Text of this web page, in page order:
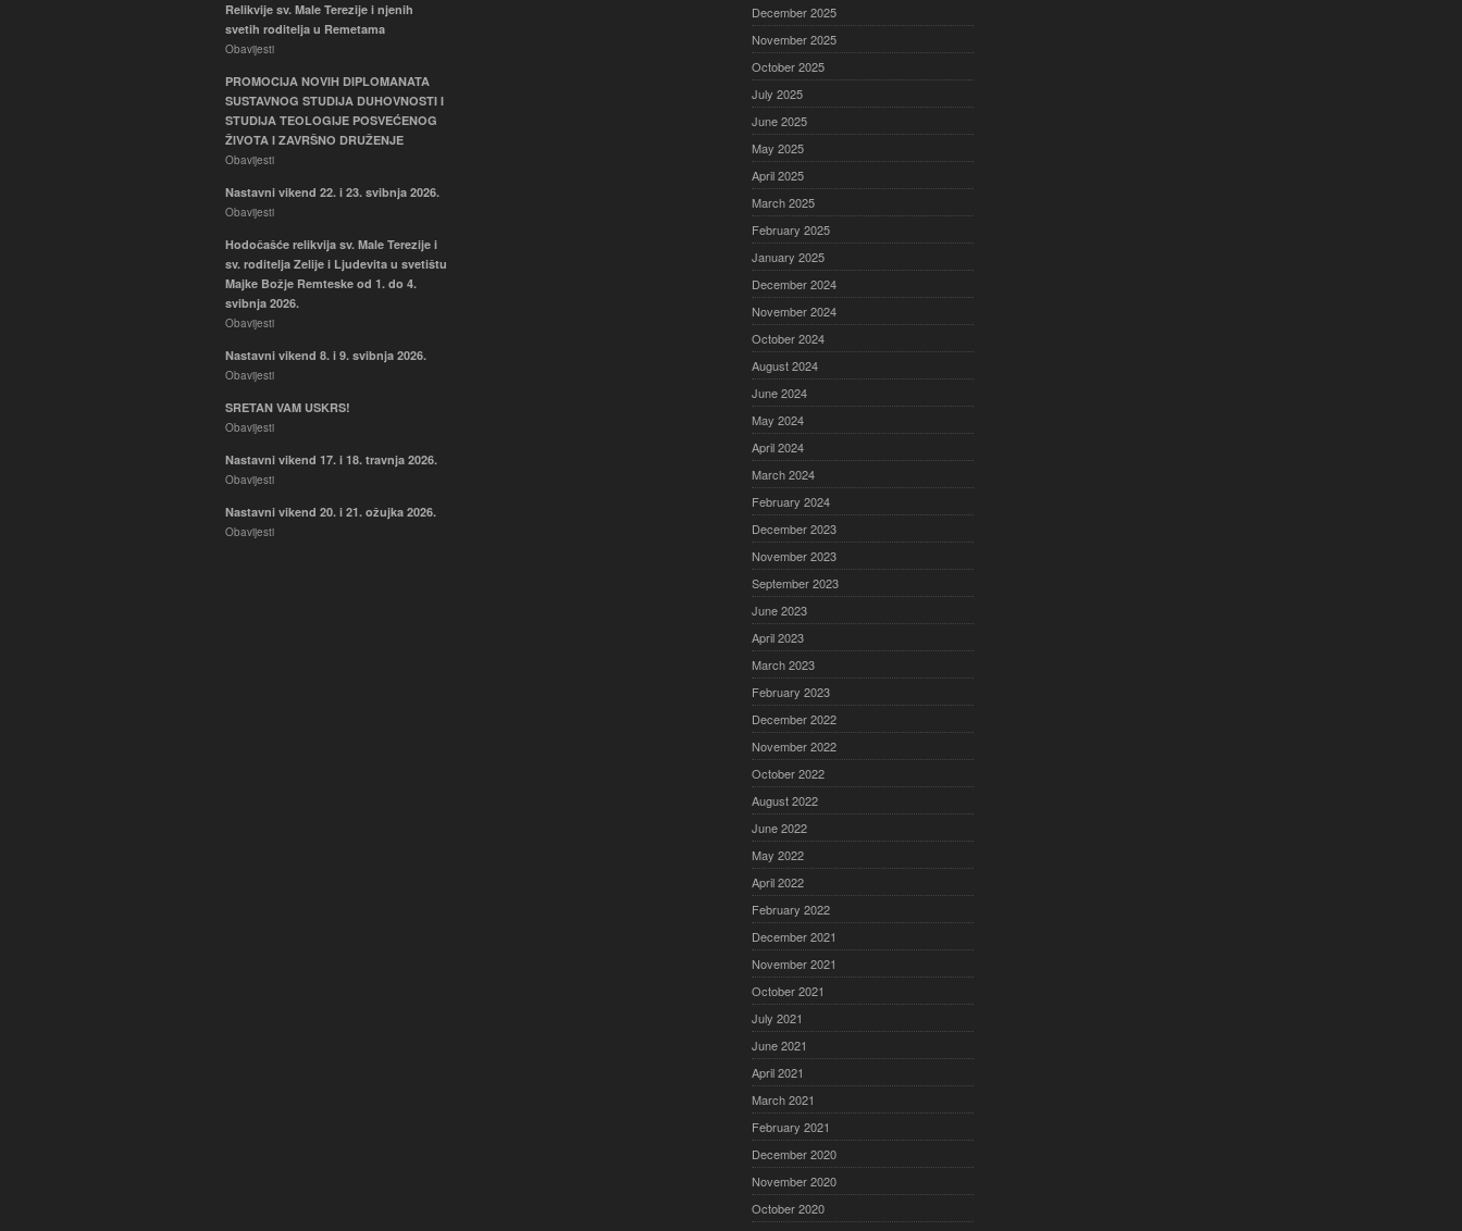
Relikvije sv. Male Terezije i njenih
svetih roditelja u Remetama
Obavijesti
PROMOCIJA NOVIH DIPLOMANATA
SUSTAVNOG STUDIJA DUHOVNOSTI I
STUDIJA TEOLOGIJE POSVEĆENOG
ŽIVOTA I ZAVRŠNO DRUŽENJE
Obavijesti
Nastavni vikend 22. i 23. svibnja 2026.
Obavijesti
Hodočašće relikvija sv. Male Terezije i
sv. roditelja Zelije i Ljudevita u svetištu
Majke Božje Remteske od 1. do 4.
svibnja 2026.
Obavijesti
Nastavni vikend 8. i 9. svibnja 2026.
Obavijesti
SRETAN VAM USKRS!
Obavijesti
Nastavni vikend 17. i 18. travnja 2026.
Obavijesti
Nastavni vikend 20. i 21. ožujka 2026.
Obavijesti
December 2025
November 2025
October 2025
July 2025
June 2025
May 2025
April 2025
March 2025
February 2025
January 2025
December 2024
November 2024
October 2024
August 2024
June 2024
May 2024
April 2024
March 2024
February 2024
December 2023
November 2023
September 2023
June 2023
April 2023
March 2023
February 2023
December 2022
November 2022
October 2022
August 2022
June 2022
May 2022
April 2022
February 2022
December 2021
November 2021
October 2021
July 2021
June 2021
April 2021
March 2021
February 2021
December 2020
November 2020
October 2020